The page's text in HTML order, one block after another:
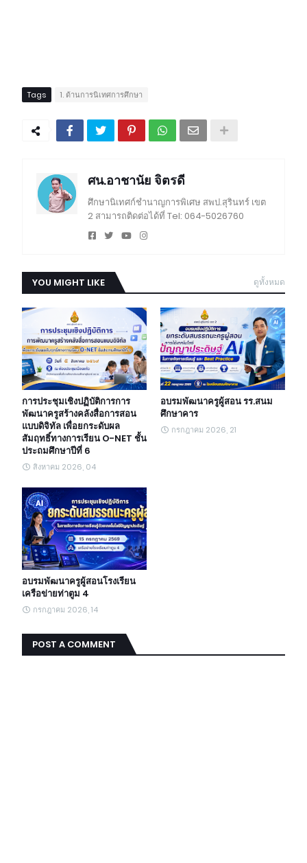
Tags 1. ด้านการนิเทศการศึกษา
ศน.อาชานัย จิตรดี
ศึกษานิเทศก์ชำนาญการพิเศษ สพป.สุรินทร์ เขต
2 สามารถติดต่อได้ที่ Tel: 064-5026760
YOU MIGHT LIKE ดูทั้งหมด
การประชุมเชิงปฏิบัติการการ
พัฒนาครูสร้างคลังสื่อการสอน
แบบดิจิทัล เพื่อยกระดับผล
สัมฤทธิ์ทางการเรียน O-NET ชั้น
ประถมศึกษาปีที่ 6
สิงหาคม 2026, 04
อบรมพัฒนาครูผู้สอน รร.สนม
ศึกษาคาร
กรกฎาคม 2026, 21
อบรมพัฒนาครูผู้สอนโรงเรียน
เครือข่ายท่าตูม 4
กรกฎาคม 2026, 14
POST A COMMENT